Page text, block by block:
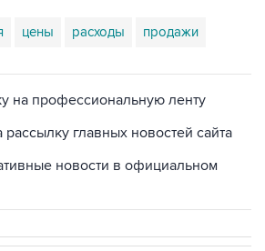
цены расходы продажи
на профессиональную ленту
рассылку главных новостей сайта
новости в официальном